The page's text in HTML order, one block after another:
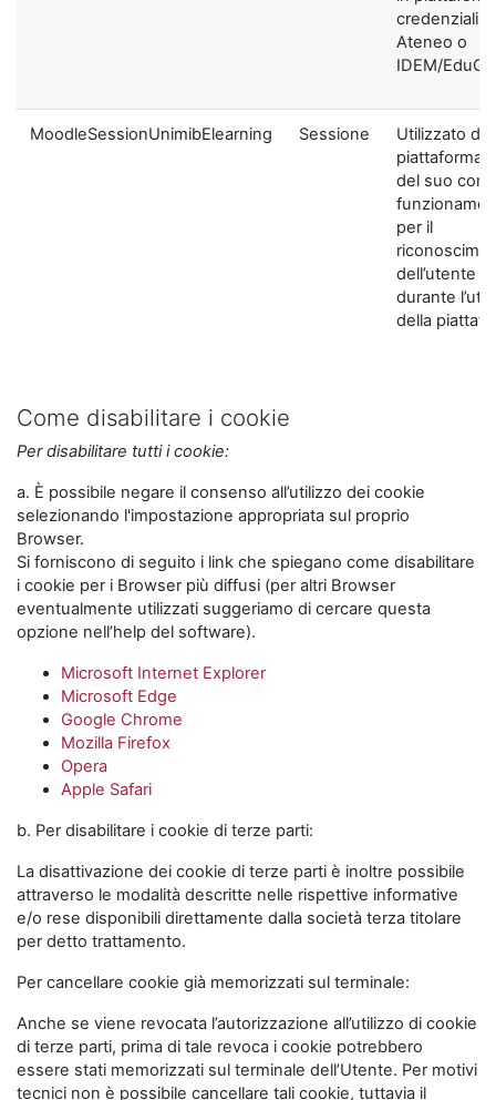
credenziali di
Ateneo o
IDEM/
MoodleSessionUnimibElearning Sessione
Utilizzato
piattaforma
del suo
per il
dell’utente
durante
della
Come disabilitare i cookie
Per disabilitare tutti i cookie:
a. È possibile negare il consenso all’utilizzo dei cookie
selezionando l'impostazione appropriata sul proprio
Browser.
Si forniscono di seguito i link che spiegano come disabilitare
i cookie per i Browser più diffusi (per altri Browser
eventualmente utilizzati suggeriamo di cercare questa
opzione nell’help del software).
Microsoft Internet Explorer
Microsoft Edge
Google Chrome
Mozilla Firefox
Opera
Apple Safari
b. Per disabilitare i cookie di terze parti:
La disattivazione dei cookie di terze parti è inoltre possibile
attraverso le modalità descritte nelle rispettive informative
e/o rese disponibili direttamente dalla società terza titolare
per detto trattamento.
Per cancellare cookie già memorizzati sul terminale:
Anche se viene revocata l’autorizzazione all’utilizzo di cookie
di terze parti, prima di tale revoca i cookie potrebbero
essere stati memorizzati sul terminale dell’Utente. Per motivi
tecnici non è possibile cancellare tali cookie, tuttavia il